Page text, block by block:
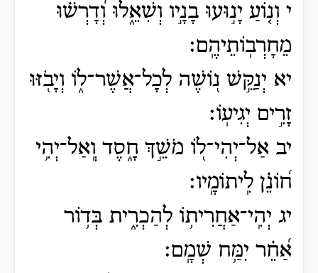
י וְנ֤וֹעַ יָנ֣וּעוּ בָנָ֣יו וְשִׁאֵ֑לוּ וְ֝דָרְשׁ֗וּ
מֵחָרְבֽוֹתֵיהֶֽם׃
יא יְנַקֵּ֣שׁ נ֭וֹשֶׁה לְכָל־אֲשֶׁר־ל֑וֹ וְיָבֹ֖זּוּ
זָרִ֣ים יְגִיעֽוֹ׃
יב אַל־יְהִי־ל֭וֹ מֹשֵׁ֣ךְ חָ֑סֶד וְֽאַל־יְהִ֥י
ח֝וֹנֵ֗ן לִֽיתוֹמָֽיו׃
יג יְהִֽי־אַחֲרִית֥וֹ לְהַכְרִ֑ית בְּד֥וֹר
אַ֝חֵ֗ר יִמַּ֥ח שְׁמָֽם׃